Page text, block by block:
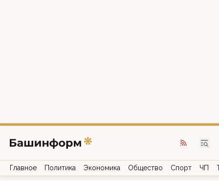
Главное Политика Экономика Общество Спорт ЧП